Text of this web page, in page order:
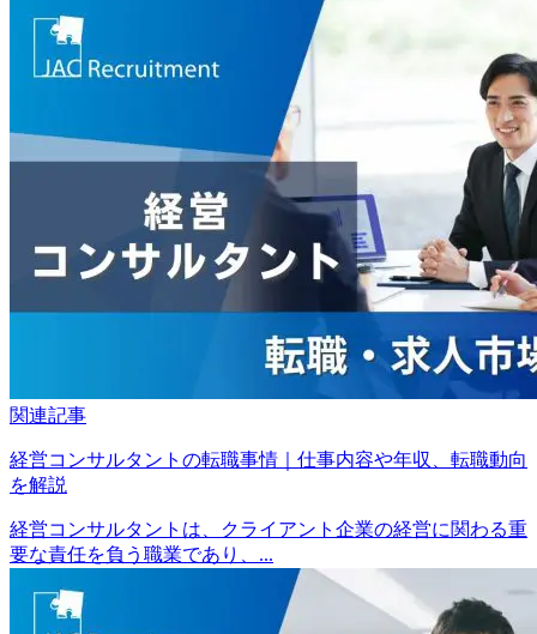
関連記事
経営コンサルタントの転職事情｜仕事内容や年収、転職動向
を解説
経営コンサルタントは、クライアント企業の経営に関わる重
要な責任を負う職業であり、...